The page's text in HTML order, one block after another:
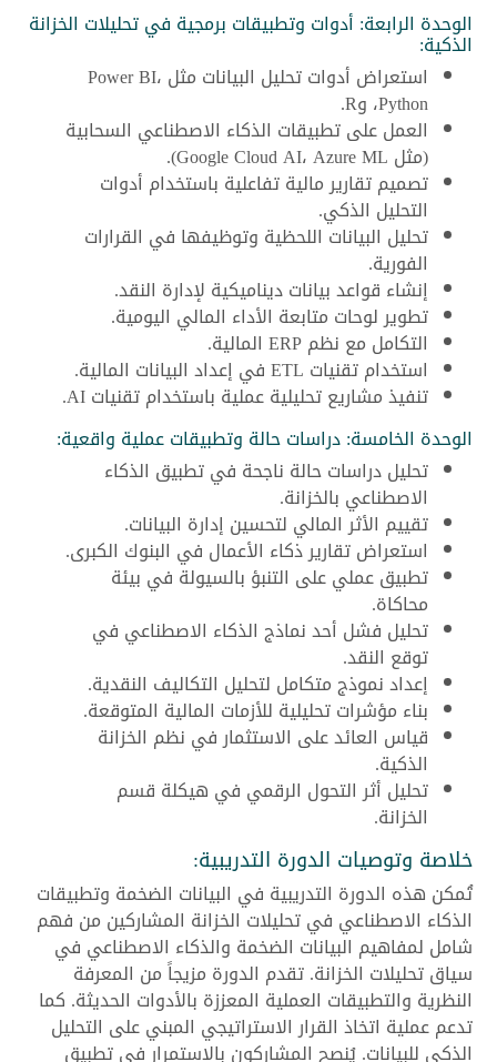
الوحدة الرابعة: أدوات وتطبيقات برمجية في تحليلات الخزانة
الذكية:
استعراض أدوات تحليل البيانات مثل Power BI،
Python، وR.
العمل على تطبيقات الذكاء الاصطناعي السحابية
(مثل Google Cloud AI، Azure ML).
تصميم تقارير مالية تفاعلية باستخدام أدوات
التحليل الذكي.
تحليل البيانات اللحظية وتوظيفها في القرارات
الفورية.
إنشاء قواعد بيانات ديناميكية لإدارة النقد.
تطوير لوحات متابعة الأداء المالي اليومية.
التكامل مع نظم ERP المالية.
استخدام تقنيات ETL في إعداد البيانات المالية.
تنفيذ مشاريع تحليلية عملية باستخدام تقنيات AI.
الوحدة الخامسة: دراسات حالة وتطبيقات عملية واقعية:
تحليل دراسات حالة ناجحة في تطبيق الذكاء
الاصطناعي بالخزانة.
تقييم الأثر المالي لتحسين إدارة البيانات.
استعراض تقارير ذكاء الأعمال في البنوك الكبرى.
تطبيق عملي على التنبؤ بالسيولة في بيئة
محاكاة.
تحليل فشل أحد نماذج الذكاء الاصطناعي في
توقع النقد.
إعداد نموذج متكامل لتحليل التكاليف النقدية.
بناء مؤشرات تحليلية للأزمات المالية المتوقعة.
قياس العائد على الاستثمار في نظم الخزانة
الذكية.
تحليل أثر التحول الرقمي في هيكلة قسم
الخزانة.
خلاصة وتوصيات الدورة التدريبية:
تُمكن هذه الدورة التدريبية في البيانات الضخمة وتطبيقات
الذكاء الاصطناعي في تحليلات الخزانة المشاركين من فهم
شامل لمفاهيم البيانات الضخمة والذكاء الاصطناعي في
سياق تحليلات الخزانة. تقدم الدورة مزيجاً من المعرفة
النظرية والتطبيقات العملية المعززة بالأدوات الحديثة. كما
تدعم عملية اتخاذ القرار الاستراتيجي المبني على التحليل
الذكي للبيانات. يُنصح المشاركون بالاستمرار في تطبيق